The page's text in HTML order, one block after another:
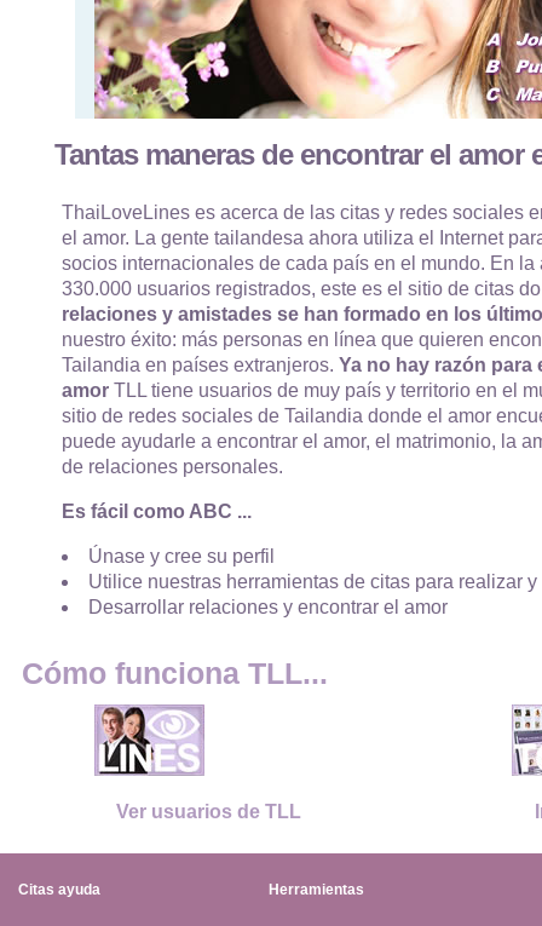
Tantas maneras de encontrar el amor
ThaiLoveLines es acerca de las citas y redes sociales
el amor. La gente tailandesa ahora utiliza el Internet
socios internacionales de cada país en el mundo. En la
330.000 usuarios registrados, este es el sitio de citas
relaciones y amistades se han formado en los
nuestro éxito: más personas en línea que quieren
Tailandia en países extranjeros. Ya no hay razón
amor TLL tiene usuarios de muy país y territorio en el
sitio de redes sociales de Tailandia donde el amor
puede ayudarle a encontrar el amor, el matrimonio, la
de relaciones personales.
Es fácil como ABC ...
Únase y cree su perfil
Utilice nuestras herramientas de citas para realizar
Desarrollar relaciones y encontrar el amor
Cómo funciona TLL...
Ver usuarios de TLL
Citas ayuda Herramientas